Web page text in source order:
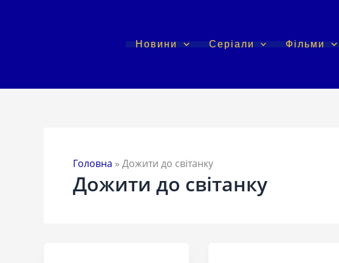
Новини Серіали Фільми
Головна » Дожити до світанку
Дожити до світанку